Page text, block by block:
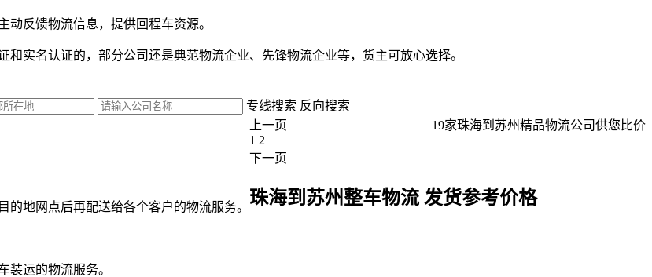
动反馈物流信息，提供回程车资源。
实名认证的，部分公司还是典范物流企业、先锋物流企业等，货主可放心选择。
专线搜索 反向搜索
地网点后再配送给各个客户的物流服务。
装运的物流服务。
19家珠海到苏州精品物流公司供您比价
上一页
1 2
下一页
珠海到苏州整车物流 发货参考价格